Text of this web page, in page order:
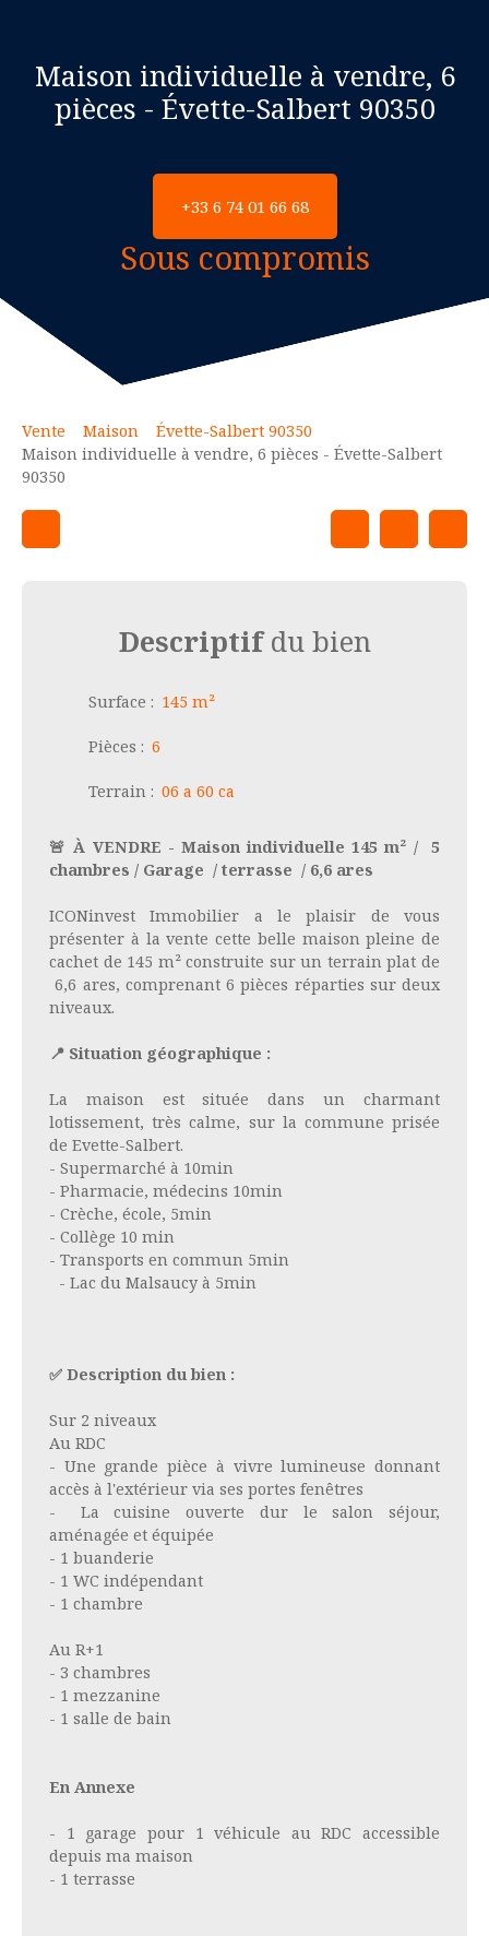
Maison individuelle à vendre, 6
pièces - Évette-Salbert 90350
+33 6 74 01 66 68
Sous compromis
Vente Maison
Évette-Salbert 90350
Maison individuelle à vendre, 6 pièces - Évette-Salbert
90350
Descriptifdu bien
Surface : 145 m²
Pièces : 6
Terrain : 06 a 60 ca
🚨 À VENDRE - Maison individuelle 145 m² / 5
chambres / Garage / terrasse / 6,6 ares
ICONinvest Immobilier a le plaisir de vous
présenter à la vente cette belle maison pleine de
cachet de 145 m² construite sur un terrain plat de
6,6 ares, comprenant 6 pièces réparties sur deux
niveaux.
📍 Situation géographique :
La maison est située dans un charmant
lotissement, très calme, sur la commune prisée
de Evette-Salbert.
- Supermarché à 10min
- Pharmacie, médecins 10min
- Crèche, école, 5min
- Collège 10 min
- Transports en commun 5min
- Lac du Malsaucy à 5min
✅ Description du bien :
Sur 2 niveaux
Au RDC
- Une grande pièce à vivre lumineuse donnant
accès à l'extérieur via ses portes fenêtres
- La cuisine ouverte dur le salon séjour,
aménagée et équipée
- 1 buanderie
- 1 WC indépendant
- 1 chambre
Au R+1
- 3 chambres
- 1 mezzanine
- 1 salle de bain
En Annexe
- 1 garage pour 1 véhicule au RDC accessible
depuis ma maison
- 1 terrasse